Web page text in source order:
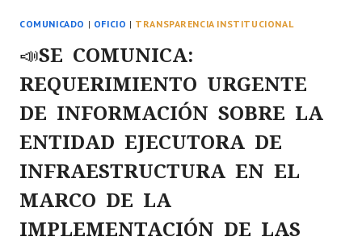
COMUNICADO | OFICIO | TRANSPARENCIA INSTITUCIONAL
📣SE COMUNICA:
REQUERIMIENTO URGENTE
DE INFORMACIÓN SOBRE LA
ENTIDAD EJECUTORA DE
INFRAESTRUCTURA EN EL
MARCO DE LA
IMPLEMENTACIÓN DE LAS